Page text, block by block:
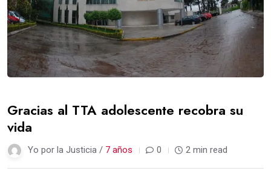
Gracias al TTA adolescente recobra su
vida
Yo por la Justicia / 7 años 0 2 min read